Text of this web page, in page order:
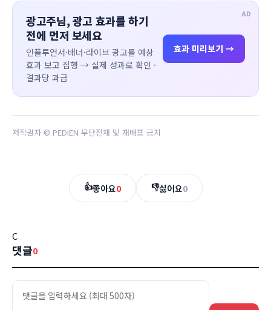
AD
광고주님, 광고 효과를 하기
전에 먼저 보세요
인플루언서·배너·라이브 광고를 예상
효과 보고 집행 → 실제 성과로 확인 ·
결과당 과금
효과 미리보기 →
저작권자 © PEDIEN 무단전재 및 재배포 금지
👍좋아요0 👎싫어요0
C
댓글0